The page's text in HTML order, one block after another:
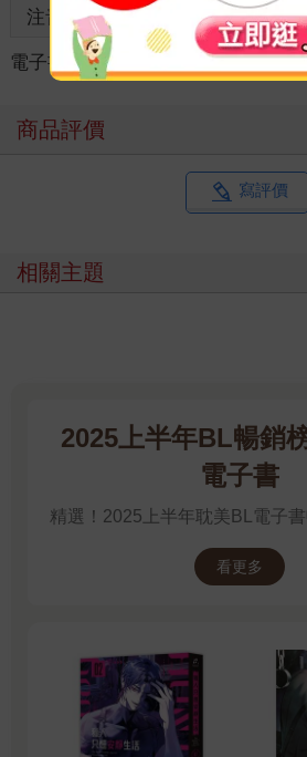
注音 級別
電子書 ＞ 輕小說 華文作品
商品評價
寫評價
相關主題
2025上半年BL暢銷
電子書
精選！2025上半年耽美BL電子書
看更多